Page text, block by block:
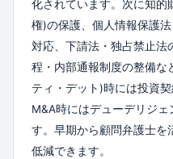
化されています。次に知的
権)の保護、個人情報保護
対応、下請法・独占禁止法
程・内部通報制度の整備な
ティ・デット)時には投資
M&A時にはデューデリジ
す。早期から顧問弁護士を
低減できます。